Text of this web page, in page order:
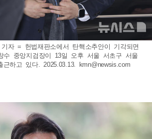
자 = 헌법재판소에서 탄핵소추안이 기각되면
수 중앙지검장이 13일 오후 서울 서초구 서울
근하고 있다. 2025.03.13.
kmn@newsis.com